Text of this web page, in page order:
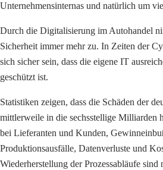
Unternehmensinternas und natürlich um
Durch die Digitalisierung im Autohandel
Sicherheit immer mehr zu. In Zeiten der
sich sicher sein, dass die eigene IT
geschützt ist.
Statistiken zeigen, dass die Schäden der
mittlerweile in die sechsstellige Milliarden
bei Lieferanten und Kunden,
Produktionsausfälle, Datenverluste und
Wiederherstellung der Prozessabläufe